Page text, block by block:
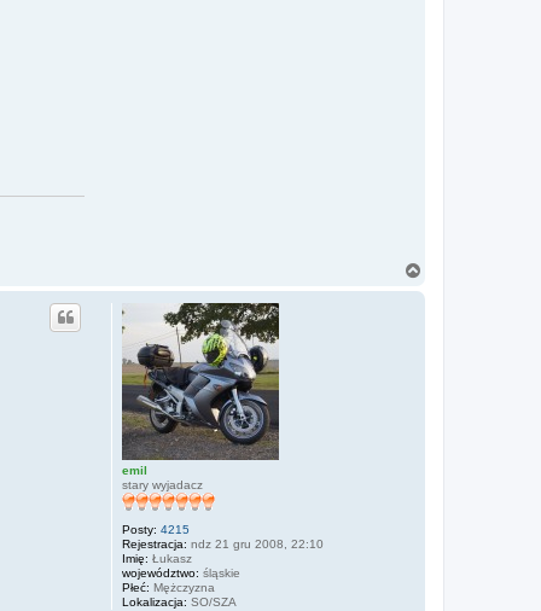
emil
stary wyjadacz
Posty: 4215
Rejestracja: ndz 21 gru 2008, 22:10
Imię: Łukasz
województwo: śląskie
Płeć: Mężczyzna
Lokalizacja: SO/SZA